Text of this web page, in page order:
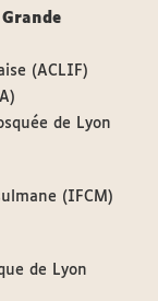
(ACLIF)
de Lyon
(IFCM)
de Lyon